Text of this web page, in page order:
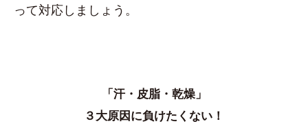
って対応しましょう。
「汗・皮脂・乾燥」
３大原因に負けたくない！